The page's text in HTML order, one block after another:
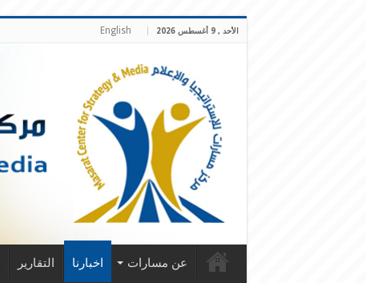
الأحد , 9 أغسطس 2026 English
عن مسارات اخبارنا التقارير